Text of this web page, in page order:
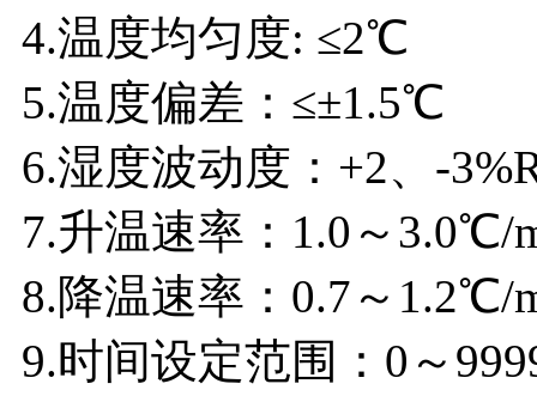
4.温度均匀度: ≤2℃
5.温度偏差：≤±1.5℃
6.湿度波动度：+2、-
7.升温速率：1.0～3.0℃/
8.降温速率：0.7～1.2℃/
9.时间设定范围：0～